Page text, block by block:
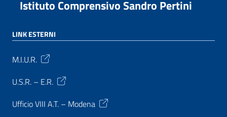
Istituto Comprensivo Sandro Pertini
LINK ESTERNI
M.I.U.R.
U.S.R. – E.R.
Ufficio VIII A.T. – Modena